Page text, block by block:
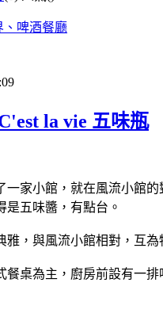
、啤酒餐廳
la vie 五味瓶
一家小館，就在風流小館
是五味醬，有點台。
雅，與風流小館相對，互為
餐桌為主，廚房前設有一排